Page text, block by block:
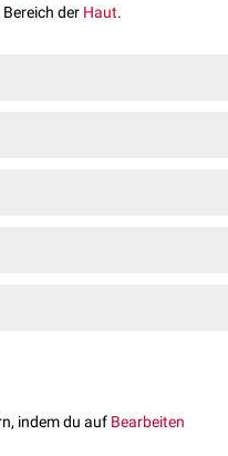
der Haut.
der Temperaturempfindung
Lyashkov /
indem du auf Bearbeiten